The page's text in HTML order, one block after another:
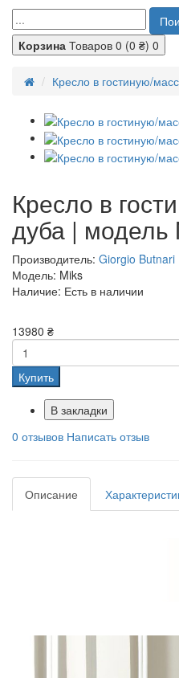
Корзина Товаров 0 (0 ₴) 0
Кресло в гостиную/
Кресло в
дуба | модель
Производитель: Giorgio Butnari
Модель: Miks
Наличие: Есть в наличии
13980 ₴
Купить
В закладки
0 отзывов Написать отзыв
Описание